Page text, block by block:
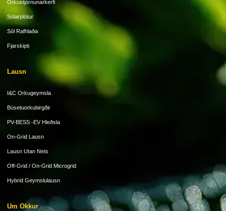
Orkustjórnunarkerfi
Sólarplötur
Sól Rafhlaða
Fjarskipti
Lausn
I&C Orkugeymsla
Búsetuorkubirgðir
PV-BESS -EV Hleðsla
On-Grid Lausn
Lausn Utan Nets
Off-Grid / On-Grid Microgrid
Hybrid Geymslulausn
Um Okkur